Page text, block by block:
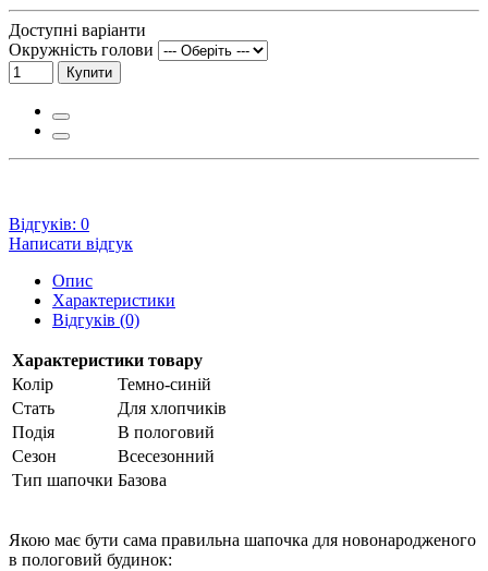
Доступні варіанти
Окружність голови
Купити
Відгуків: 0
Написати відгук
Опис
Характеристики
Відгуків (0)
Характеристики товару
Колір
Темно-синій
Стать
Для хлопчиків
Подія
В пологовий
Сезон
Всесезонний
Тип шапочки Базова
Якою має бути сама правильна шапочка для новонародженого
в пологовий будинок: